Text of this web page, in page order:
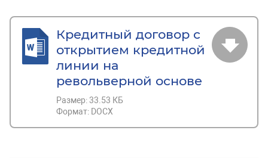
Кредитный договор с
открытием кредитной
линии на
револьверной основе
Размер:33.53 КБ
Формат: DOCX